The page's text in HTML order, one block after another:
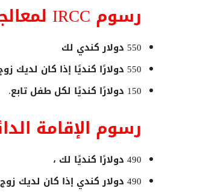
رسوم IRCC لمعالجة الطلب هي:
550 دولار كندي لك
550 دولارًا كنديًا إذا كان لديك زوج مرافقة أو شريك قانوني
150 دولارًا كنديًا لكل طفل تابع.
رسوم الإقامة
490 دولارًا كنديًا لك ،
490 دولار كندي إذا كان لديك زوج مرافقة أو شريك قانوني.